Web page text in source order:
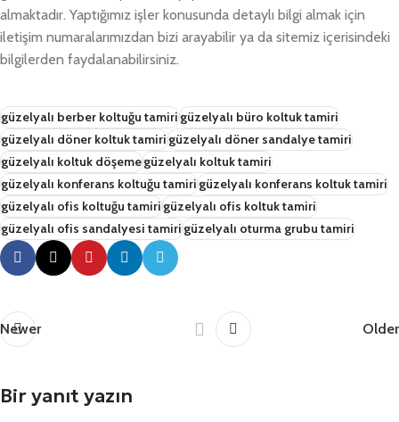
almaktadır. Yaptığımız işler konusunda detaylı bilgi almak için
iletişim numaralarımızdan bizi arayabilir ya da sitemiz içerisindeki
bilgilerden faydalanabilirsiniz.
güzelyalı berber koltuğu tamirigüzelyalı büro koltuk tamiri
güzelyalı döner koltuk tamirigüzelyalı döner sandalye tamiri
güzelyalı koltuk döşemegüzelyalı koltuk tamiri
güzelyalı konferans koltuğu tamirigüzelyalı konferans koltuk tamiri
güzelyalı ofis koltuğu tamirigüzelyalı ofis koltuk tamiri
güzelyalı ofis sandalyesi tamirigüzelyalı oturma grubu tamiri
Newer Older
Bir yanıt yazın